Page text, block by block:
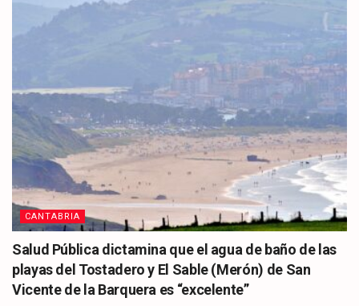
CANTABRIA
Salud Pública dictamina que el agua de baño de las
playas del Tostadero y El Sable (Merón) de San
Vicente de la Barquera es “excelente”